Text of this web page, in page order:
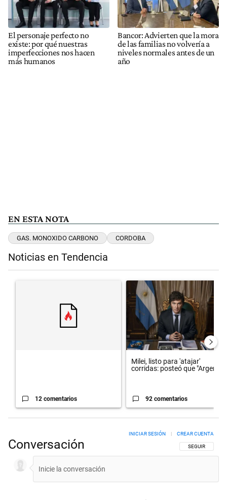
El personaje perfecto no
existe: por qué nuestras
imperfecciones nos hacen
más humanos
Bancor: Advierten que la mora
de las familias no volvería a
niveles normales antes de un
año
EN ESTA NOTA
GAS. MONOXIDO CARBONO CORDOBA
Noticias en Tendencia
Un artículo de tendencia con el título "" con 12 comentarios.
12 comentarios
Un artículo de tendencia con el
Milei, listo para 'atajar'
corridas: posteó que "Argent...
92 comentarios
Conversación SIGA ESTA
SEGUIR
INICIAR SESIÓN CREAR CUENTA